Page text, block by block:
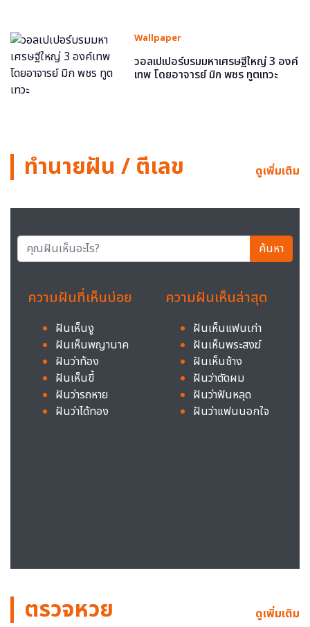
Wallpaper
วอลเปเปอร์บรมมหาเศรษฐีใหญ่ 3 องค์
เทพ โดยอาจารย์ มิก พชร ทูตเทวะ
ทำนายฝัน / ตีเลข ดูเพิ่มเติม
ค้นหา
ความฝันที่เห็นบ่อย
ฝันเห็นงู
ฝันเห็นพญานาค
ฝันว่าท้อง
ฝันเห็นขี้
ฝันว่ารถหาย
ฝันว่าได้ทอง
ความฝันเห็นล่าสุด
ฝันเห็นแฟนเก่า
ฝันเห็นพระสงฆ์
ฝันเห็นช้าง
ฝันว่าตัดผม
ฝันว่าฟันหลุด
ฝันว่าแฟนนอกใจ
ตรวจหวย ดูเพิ่มเติม